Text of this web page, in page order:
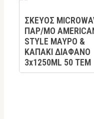
ΣΚΕΥΟΣ
ΠΑΡ/ΜΟ
STYLE ΜΑΥΡΟ &
ΚΑΠΑΚΙ ΔΙΑΦΑΝΟ
3x1250ML 50 TEM